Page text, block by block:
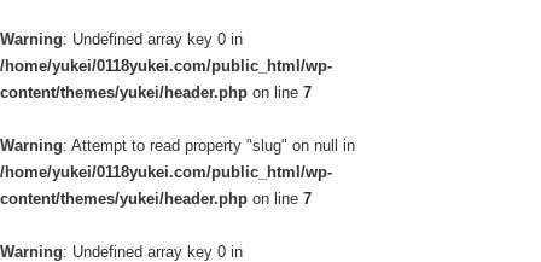
Warning: Undefined array key 0 in
/home/yukei/0118yukei.com/public_html/wp-
content/themes/yukei/header.php on line 7
Warning: Attempt to read property "slug" on null in
/home/yukei/0118yukei.com/public_html/wp-
content/themes/yukei/header.php on line 7
Warning: Undefined array key 0 in